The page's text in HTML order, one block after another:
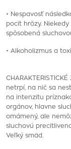
• Nespavosť
pocit hrôzy.
spôsobená
• Alkoholizmus a
netrpí, na nič sa
na intenzitu
orgánov, hlavne
omámený, ale
sluchovú
Veľký smäd.